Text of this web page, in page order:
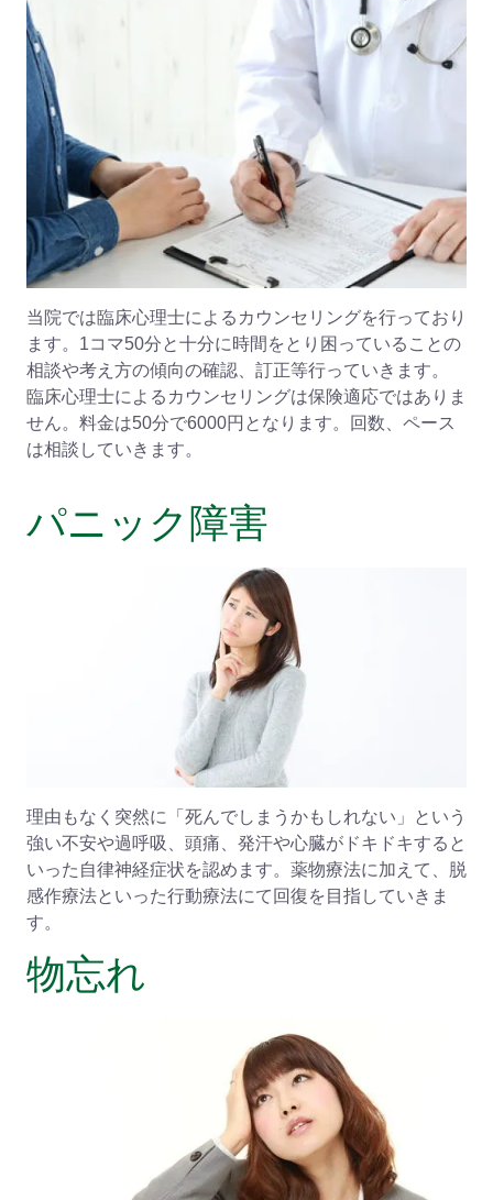
当院では臨床心理士によるカウンセリングを行っており
ます。1コマ50分と十分に時間をとり困っていることの
相談や考え方の傾向の確認、訂正等行っていきます。
臨床心理士によるカウンセリングは保険適応ではありま
せん。料金は50分で6000円となります。回数、ペース
は相談していきます。
パニック障害
理由もなく突然に「死んでしまうかもしれない」という
強い不安や過呼吸、頭痛、発汗や心臓がドキドキすると
いった自律神経症状を認めます。薬物療法に加えて、脱
感作療法といった行動療法にて回復を目指していきま
す。
物忘れ